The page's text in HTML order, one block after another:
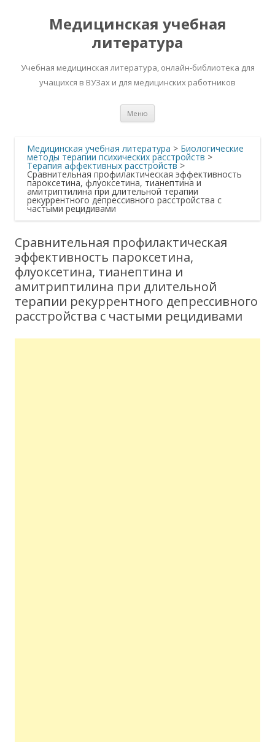
Медицинская учебная
литература
Учебная медицинская литература, онлайн-библиотека для
учащихся в ВУЗах и для медицинских работников
Меню
Медицинская учебная литература > Биологические
методы терапии психических расстройств >
Терапия аффективных расстройств >
Сравнительная профилактическая эффективность
пароксетина, флуоксетина, тианептина и
амитриптилина при длительной терапии
рекуррентного депрессивного расстройства с
частыми рецидивами
Сравнительная профилактическая
эффективность пароксетина,
флуоксетина, тианептина и
амитриптилина при длительной
терапии рекуррентного депрессивного
расстройства с частыми рецидивами